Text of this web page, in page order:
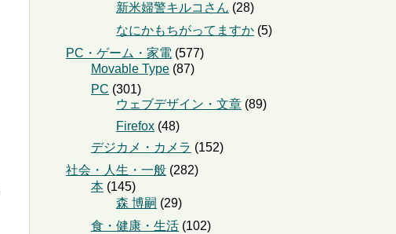
新米婦警キルコさん (28)
なにかもちがってますか (5)
PC・ゲーム・家電 (577)
Movable Type (87)
PC (301)
ウェブデザイン・文章 (89)
Firefox (48)
デジカメ・カメラ (152)
社会・人生・一般 (282)
本 (145)
森 博嗣 (29)
食・健康・生活 (102)